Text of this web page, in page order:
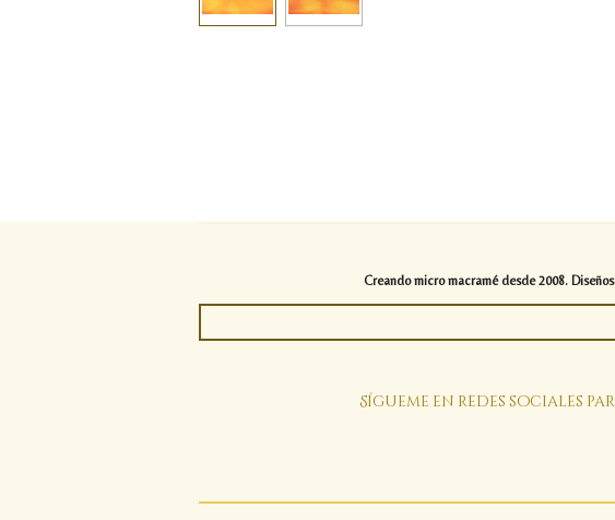
Creando micro macramé desde 2008.
Sígueme en redes sociales